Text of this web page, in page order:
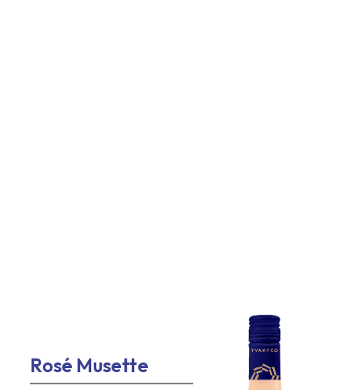
Rosé Musette